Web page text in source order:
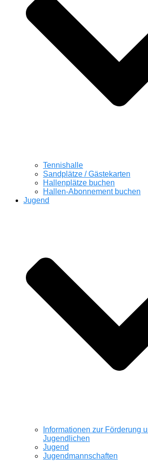
Tennishalle
Sandplätze / Gästekarten
Hallenplätze buchen
Hallen-Abonnement buchen
Jugend
Informationen zur Förderung
Jugendlichen
Jugend
Jugendmannschaften